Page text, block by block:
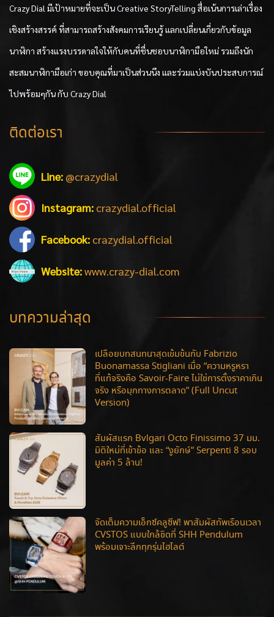
Crazy Dial มีเป้าหมายที่จะเป็น Creative StoryTelling สื่อเน้นการเล่าเรื่อง
เชิงสร้างสรรค์ ที่สามารถสร้างสังคมการเรียนรู้ แลกเปลี่ยนเกี่ยวกับข้อมูล
นาฬิกา สร้างแรงบรรดาลใจให้กับคนที่ชื่นชอบนาฬิกามือใหม่ รวมถึงนัก
สะสมนาฬิกามือเก่า ขอบคุณที่มาเป็นส่วนนึง และร่วมแบ่งบันประสบการณ์
ไปพร้อมๆกัน กับ Crazy Dial
ติดต่อเรา
Line: @crazydial
Instagram: crazydial.official
Facebook: crazydial.official
Website:www.crazy-dial.com
บทความล่าสุด
เปลือยบทสนทนาสุดเข้มข้นกับ Fabrizio
Buonamassa Stigliani เมื่อ “ความหรูหรา
ที่แท้จริงคือ Savoir-Faire ไม่ใช่การตั้งราคาเกิน
จริง หรือมุกทางการตลาด” (Full Uncut
Version)
สัมผัสแรก Bvlgari Octo Finissimo 37 มม.
มิติใหม่ที่เข้าข้อ และ “งูยักษ์” Serpenti 8 รอบ
มูลค่า 5 ล้าน!
จัดเต็มความเอ็กซ์คลูซีฟ! พาสัมผัสทัพเรือนเวลา
CVSTOS แบบใกล้ชิดที่ SHH Pendulum
พร้อมเจาะลึกทุกรุ่นไฮไลต์